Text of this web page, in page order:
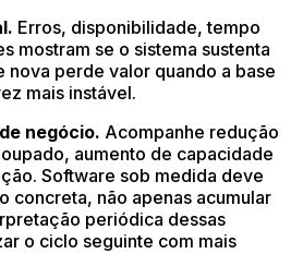
Erros, disponibilidade, tempo
mostram se o sistema sustenta
nova perde valor quando a base
mais instável.
negócio. Acompanhe redução
aumento de capacidade
Software sob medida deve
concreta, não apenas acumular
periódica dessas
o ciclo seguinte com mais